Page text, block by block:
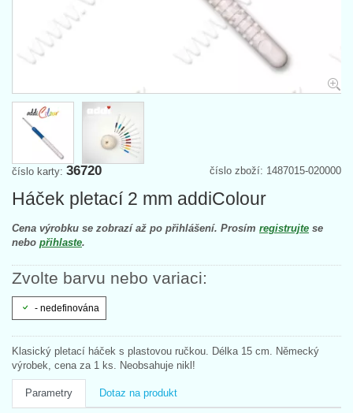
číslo zboží: 1487015-020000
číslo karty: 36720
Háček pletací 2 mm addiColour
Cena výrobku se zobrazí až po přihlášení. Prosím registrujte se
nebo přihlaste.
Zvolte barvu nebo variaci:
- nedefinována
Klasický pletací háček s plastovou ručkou. Délka 15 cm. Německý
výrobek, cena za 1 ks. Neobsahuje nikl!
Parametry Dotaz na produkt